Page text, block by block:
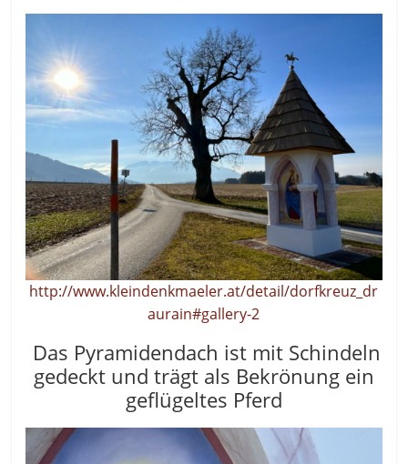
http://www.kleindenkmaeler.at/detail/dorfkreuz_dr
aurain#gallery-2
Das Pyramidendach ist mit Schindeln
gedeckt und trägt als Bekrönung ein
geflügeltes Pferd